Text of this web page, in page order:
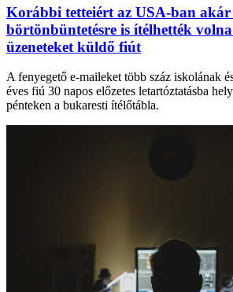
Korábbi tetteiért az USA-ban
börtönbüntetésre is ítélhették
üzeneteket küldő fiút
A fenyegető e-maileket több száz iskolának
éves fiú 30 napos előzetes letartóztatásba
pénteken a bukaresti ítélőtábla.